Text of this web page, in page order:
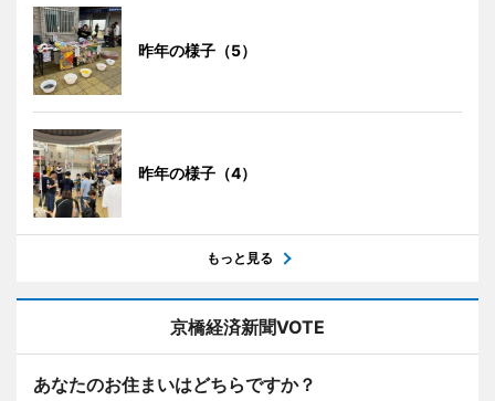
昨年の様子（5）
昨年の様子（4）
もっと見る
京橋経済新聞VOTE
あなたのお住まいはどちらですか？